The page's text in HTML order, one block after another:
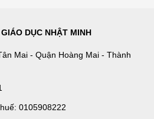
DỤC NHẬT MINH
Mai - Quận Hoàng Mai - Thành
0105908222